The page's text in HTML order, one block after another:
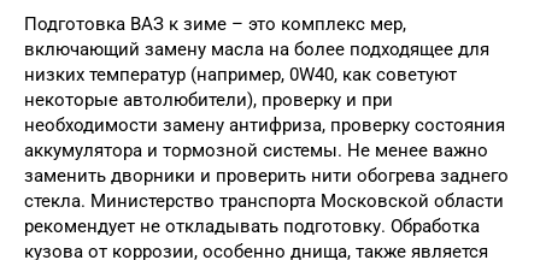
Подготовка ВАЗ к зиме – это комплекс мер,
включающий замену масла на более подходящее для
низких температур (например, 0W40, как советуют
некоторые автолюбители), проверку и при
необходимости замену антифриза, проверку состояния
аккумулятора и тормозной системы. Не менее важно
заменить дворники и проверить нити обогрева заднего
стекла. Министерство транспорта Московской области
рекомендует не откладывать подготовку. Обработка
кузова от коррозии, особенно днища, также является